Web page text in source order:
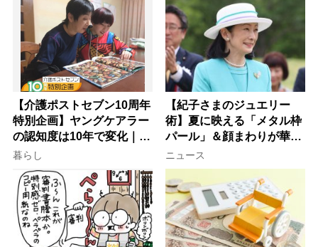
【介護ポストセブン10周年
特別企画】ヤングケアラー
の認知度は10年で変化｜流
行語大賞にノミネート、法
律にも明記されたが果たし
て現在は？
暮らし
【紀子さまのジュエリー
術】夏に映える「メタル枠
パール」＆顔まわりが華や
ぐ「揺れる一粒」の使い分
け方
ニュース